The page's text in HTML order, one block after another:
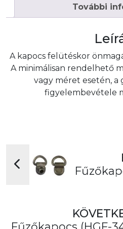
További
A kapocs felütéskor
A minimálisan rendelhető
vagy méret esetén, a
figyelembevétele